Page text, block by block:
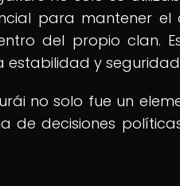
para mantener
del propio clan.
estabilidad y
no solo fue un
de decisiones